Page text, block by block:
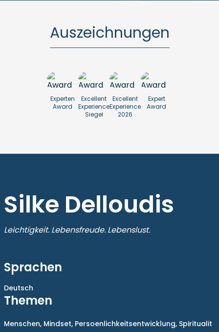
Auszeichnungen
Experten
Award
Excellent
Experience
Siegel
Excellent
Experience
2026
Expert
Award
Silke Delloudis
Leichtigkeit. Lebensfreude. Lebenslust.
Sprachen
Deutsch
Themen
Menschen, Mindset, Persoenlichkeitsentwicklung, Spiritualit